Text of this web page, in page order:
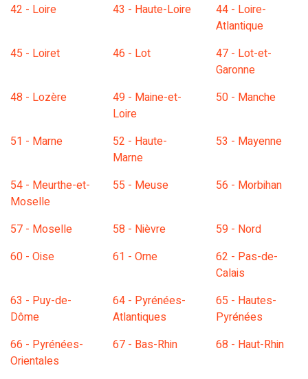
42 - Loire
43 - Haute-Loire
44 - Loire-
Atlantique
45 - Loiret
46 - Lot
47 - Lot-et-
Garonne
48 - Lozère
49 - Maine-et-
Loire
50 - Manche
51 - Marne
52 - Haute-
Marne
53 - Mayenne
54 - Meurthe-et-
Moselle
55 - Meuse 56 - Morbihan
57 - Moselle 58 - Nièvre
59 - Nord
60 - Oise
61 - Orne
62 - Pas-de-
Calais
63 - Puy-de-
Dôme
64 - Pyrénées-
Atlantiques
65 - Hautes-
Pyrénées
66 - Pyrénées-
Orientales
67 - Bas-Rhin 68 - Haut-Rhin